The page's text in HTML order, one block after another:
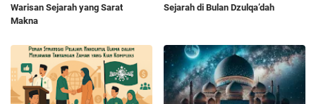
Warisan Sejarah yang Sarat
Makna
Sejarah di Bulan Dzulqa’dah